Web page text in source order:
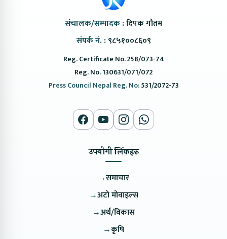
संचालक/सम्पादक :दिपक गौतम
संपर्क नं. : ९८५१००८६०९
Reg. Certificate No. 258/073-74
Reg. No. 130631/071/072
Press Council Nepal Reg. No:531/2072-73
उपयोगी लिंकहरु
→समाचार
→अटो मोवाइल्स
→अर्थ/विकास
→कृषि